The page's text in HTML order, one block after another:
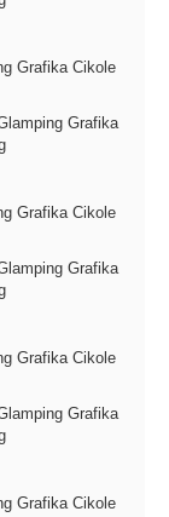
Grafika
Grafika
Grafika